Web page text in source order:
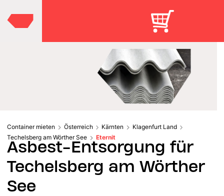
Container mieten Österreich Kärnten
Klagenfurt Land
Techelsberg am Wörther See
Eternit
Asbest-Entsorgung für
Techelsberg am Wörther
See